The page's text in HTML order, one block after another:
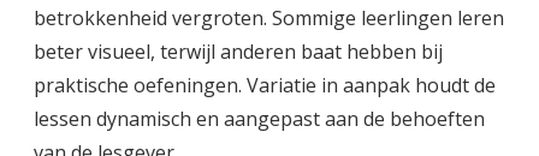
betrokkenheid vergroten. Sommige leerlingen leren
beter visueel, terwijl anderen baat hebben bij
praktische oefeningen. Variatie in aanpak houdt de
lessen dynamisch en aangepast aan de behoeften